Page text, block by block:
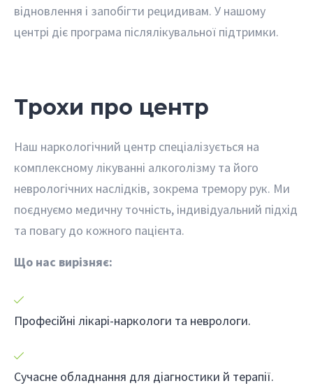
відновлення і запобігти рецидивам. У нашому
центрі діє програма післялікувальної підтримки.
Трохи про центр
Наш наркологічний центр спеціалізується на
комплексному лікуванні алкоголізму та його
неврологічних наслідків, зокрема тремору рук. Ми
поєднуємо медичну точність, індивідуальний підхід
та повагу до кожного пацієнта.
Що нас вирізняє:
Професійні лікарі-наркологи та неврологи.
Сучасне обладнання для діагностики й терапії.